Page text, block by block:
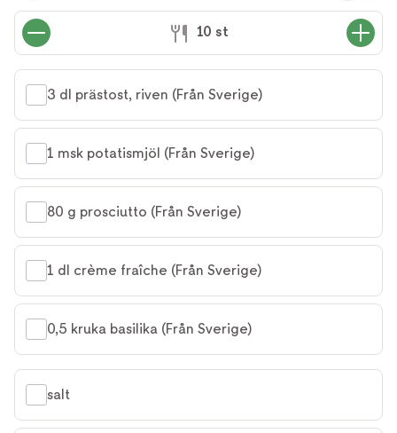
10 st
3 dl prästost, riven (Från Sverige)
1 msk potatismjöl (Från Sverige)
80 g prosciutto (Från Sverige)
1 dl crème fraîche (Från Sverige)
0,5 kruka basilika (Från Sverige)
salt